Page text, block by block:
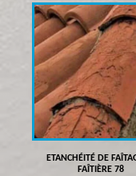
ETANCHÉITÉ DE
FAÎTIÈRE 78